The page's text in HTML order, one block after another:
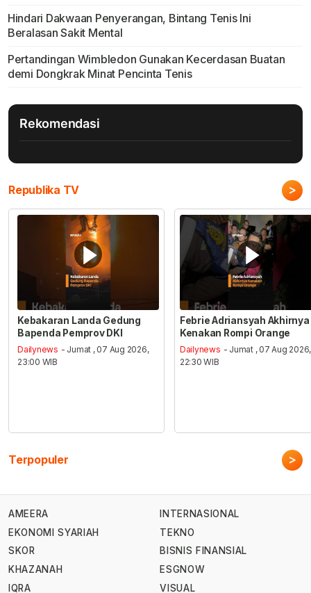
Hindari Dakwaan Penyerangan, Bintang Tenis Ini
Beralasan Sakit Mental
Pertandingan Wimbledon Gunakan Kecerdasan Buatan
demi Dongkrak Minat Pencinta Tenis
Rekomendasi
Republika TV >
Kebakaran Landa Gedung
Bapenda Pemprov DKI
Dailynews - Jumat , 07 Aug 2026,
23:00 WIB
Febrie Adriansyah Akhirnya
Kenakan Rompi Orange
Dailynews - Jumat , 07 Aug 2026,
22:30 WIB
Terpopuler >
AMEERA
EKONOMI SYARIAH
SKOR
KHAZANAH
IQRA
INTERNASIONAL
TEKNO
BISNIS FINANSIAL
ESGNOW
VISUAL